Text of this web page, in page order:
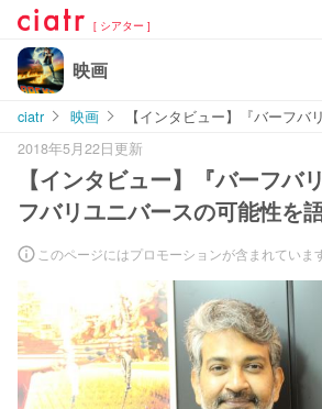
[ シアター ]
映画
ciatr 映画
【インタビュー】『バーフ
2018年5月22日更新
【インタビュー】『バーフバ
フバリユニバースの可能性を
このページにはプロモーションが含まれていま